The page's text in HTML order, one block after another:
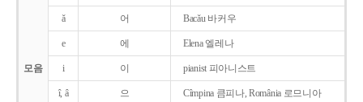
모음
ǎ 어 Bacǎu 바커우
e 에 Elena 엘레나
i 이 pianist 피아니스트
î, â 으 Cîmpina 큼피나, România 로므니아